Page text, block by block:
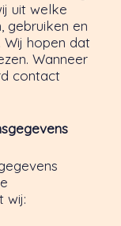
uit welke
gebruiken en
hopen dat
Wanneer
contact
wij: